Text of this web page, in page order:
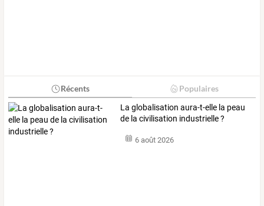
Récents Populaires
La globalisation aura-t-elle la peau
de la civilisation industrielle ?
6 août 2026